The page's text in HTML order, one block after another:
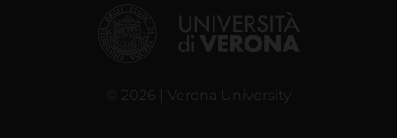
© 2026 | Verona University